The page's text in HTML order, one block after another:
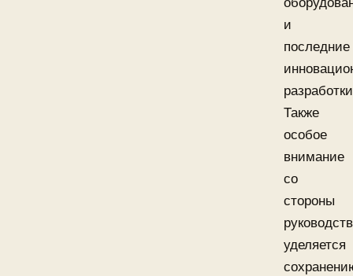
и
последние
Также
особое
внимание
со
стороны
уделяется